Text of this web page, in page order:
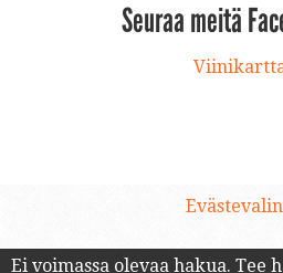
Seuraa meitä
Ei voimassa olevaa hakua. Tee